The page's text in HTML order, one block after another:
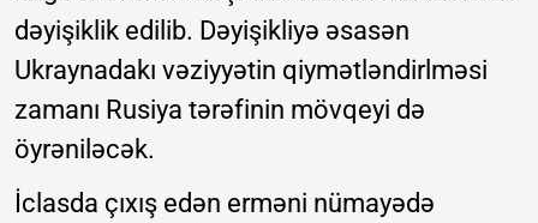
dəyişiklik edilib. Dəyişikliyə əsasən
Ukraynadakı vəziyyətin qiymətləndirlməsi
zamanı Rusiya tərəfinin mövqeyi də
öyrəniləcək.
İclasda çıxış edən erməni nümayədə